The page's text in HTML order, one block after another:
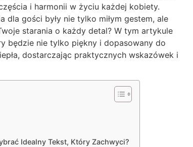
i harmonii w życiu każdej kobiety.
dla gości były nie tylko miłym gestem, ale
starania o każdy detal? W tym artykule
będzie nie tylko piękny i dopasowany do
dostarczając praktycznych wskazówek i
Idealny Tekst, Który Zachwyci?